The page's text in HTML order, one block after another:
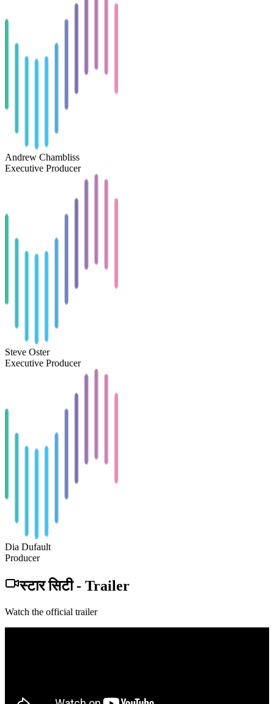
Andrew Chambliss
Executive Producer
Steve Oster
Executive Producer
Dia Dufault
Producer
स्टार सिटी- Trailer
Watch the official trailer